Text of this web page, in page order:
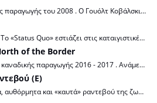
Δραματική ταινία αμερικανικής παραγωγής του 2008 . Ο Γουόλτ Κοβάλσκι είναι ένας βετεράνος του πολέμου της Κορέας και πρώην εργαζόμενος στην αυτοκινητοβιομηχανία που αισθάνεται απογοητευμένος από τη ζωή του, αλλά και από την κοινωνία γενικώς, ενώ τρέφει ιδιαίτερη αντιπάθεια για τους μετανάστες γείτονές του. Η ζωή του όμως αλλάζει όταν στην πορεία κληθεί να πάρει θέση σε ένα ειδεχθές περιστατικό που αφορά αυτούς τους γείτονες και μια κακόφημη συμμορία που λυμαίνεται την περιοχή... Πρωταγωνιστούν: Κλιντ Ίστγουντ, Μπι Βανγκ, Κρίστοφερ Κάρλεϊ, Άχνεϊ Χερ. Σενάριο: Νικ Σενκ, Ντέιβιντ Τζοχάνσον. Σκηνοθεσία: Κλιντ Ίστγουντ. Διάρκεια: 108'.
Μαγκαζίνο διεθνών θεμάτων. Το «Status Quo» εστιάζει στις καταιγιστικές εξελίξεις οι οποίες ανατρέπουν τις παγκόσμιες ισορροπίες, θέτοντας σε κίνηση τη μηχανή της ιστορίας. Με αναλυτική ματιά, ζωντανές ανταποκρίσεις από το Βερολίνο (Παντελής Βαλασόπουλος), τη Μόσχα (Θανάσης Αυγερινός), τις Βρυξέλλες (Μαρία Αρώνη), την Κωνσταντινούπολη (Μαρία Ζαχαράκη), το Κίεβο και το Τελ Αβίβ (Αδαμαντία Λιόλιου). Το "Status Quo" δεν παρακολουθεί απλώς τις εξελίξεις. Προσφέρει μια νέα, βαθιά ματιά στις αλλαγές που καθορίζουν τον κόσμο μας. Με LIVE ροή ειδήσεων, συνεντεύξεις, αναλύσεις και οπτικοποίηση δεδομένων. Παρουσίαση: Μαρία Καρχιλάκη, Έφη Κουτσοκώστα.
of the Border
Αστυνομική σειρά docudrama καναδικής παραγωγής 2016 - 2017 . Ανάμεσα στο πλήθος των υποθέσεων που αναλαμβάνει κάθε ντετέκτιβ, πάντα υπάρχει μία που φτάνει την αντοχή του στα άκρα. Είναι η υπόθεση, που για διάφορους λόγους, μπορεί να καταλήξει σε ένα προσωπικό στοίχημα τόσο μεγάλης έντασης, που θα στοιχειώνει το μυαλό του για πάντα! Αυτές τις υποθέσεις παρουσιάζει το «Real Detective», συνδυάζοντας τον κόσμο του αστυνομικού ντοκιμαντέρ και της αναπαραστατικής αφήγησης σε μια από τις πιο αυθεντικές και καθηλωτικές εκδοχές αστυνομικής σειράς. Κάθε επεισόδιο επικεντρώνεται σε ένα πραγματικό έγκλημα και παρακολουθούμε από την αρχή όλη την εξέλιξη της έρευνας, με τις δραματικές ανατροπές και τις προσωπικές προκλήσεις, φτάνοντας μέχρι τον τελικό στόχο, την απόδοση της δικαιοσύνης. Πρωταγωνιστούν: Μάικλ Μάντσεν, Ντέβον Σάβα, Κέρτις Καραβάτζιο, Μαξ Μαρτίνι κ.α. Δημιουργοί: Σκοτ Μπέιλι, Τιμ Ντόιρον, Πέτρο Ντουζάρα, Αλαίν Ζαλούμ.
(Ε)
Τα πιο ξέγνοιαστα, χαρούμενα, αυθόρμητα και «καυτά» ραντεβού της ζωής μας είναι... καλοκαιρινά! Εμπνευσμένοι από την ιδιαίτερη χημεία τους και τη μαγεία του καλοκαιριού, δύο «παλιοί αγαπημένοι» δίνουν ραντεβού και «έρχονται κοντά» στην καρδιά της πρωινής ζώνης... Αποκλειστικά θέματα, συνεντεύξεις, live συνδέσεις, άποψη και φυσικά πολύ γέλιο! Κι όλα αυτά, με μια αύρα ανάλαφρη, φωτεινή, τρυφερή, σαν το αεράκι του Ιουλίου. Ό,τι συζητιέται και μας φτιάχνει τη διάθεση. Ό,τι μας κάνει καλύτερους. Ό,τι αλλάζει τον κόσμο γύρω μας ή έστω τη μέρα μας, είναι στο «Καλοκαιρινό Ραντεβού», τη νέα καλοκαιρινή εκπομπή του OPEN! Παρουσίαση: Λάμπρος Κωνσταντάρας, Ιωάννα Μαλέσκου.